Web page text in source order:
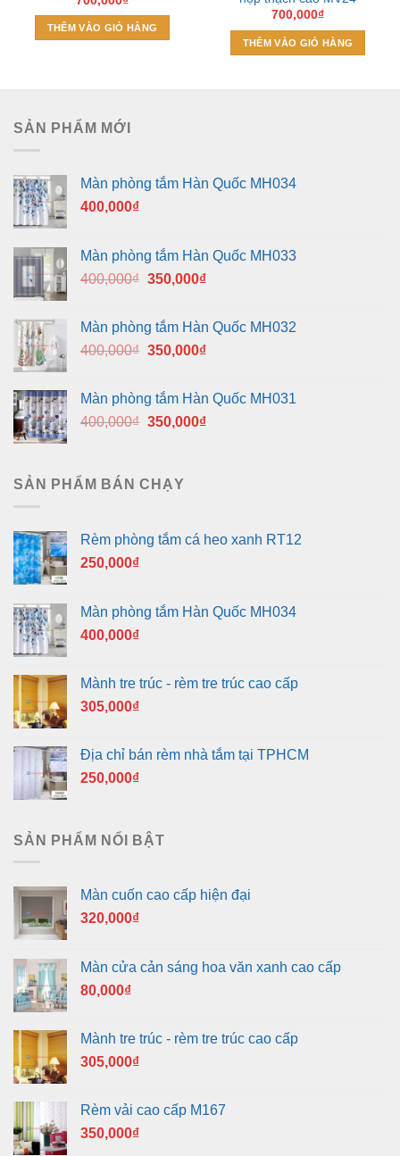
THÊM VÀO GIỎ HÀNG
700,000₫
THÊM VÀO GIỎ HÀNG
SẢN PHẨM MỚI
Màn phòng tắm Hàn Quốc MH034
400,000₫
Màn phòng tắm Hàn Quốc MH033
400,000₫ Giá
400,000₫.
350,000₫Giá
là:
350,000₫.
Màn phòng tắm Hàn Quốc MH032
400,000₫ Giá
400,000₫.
350,000₫Giá
là:
350,000₫.
Màn phòng tắm Hàn Quốc MH031
400,000₫ Giá
400,000₫.
350,000₫Giá
SẢN PHẨM BÁN CHẠY
Rèm phòng tắm cá heo xanh RT12
250,000₫
Màn phòng tắm Hàn Quốc MH034
400,000₫
Mành tre trúc - rèm tre trúc cao cấp
305,000₫
Địa chỉ bán rèm nhà tắm tại TPHCM
250,000₫
SẢN PHẨM NỔI BẬT
Màn cuốn cao cấp hiện đại
320,000₫
Màn cửa cản sáng hoa văn xanh cao cấp
80,000₫
Mành tre trúc - rèm tre trúc cao cấp
305,000₫
Rèm vải cao cấp M167
350,000₫